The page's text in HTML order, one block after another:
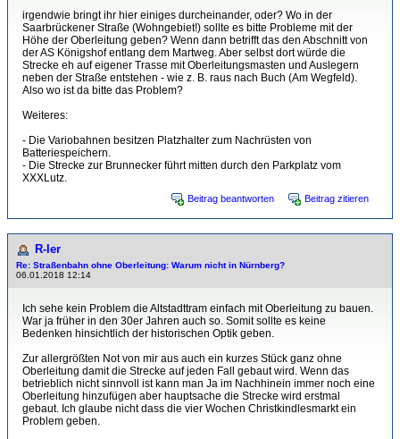
irgendwie bringt ihr hier einiges durcheinander, oder? Wo in der
Saarbrückener Straße (Wohngebiet!) sollte es bitte Probleme mit der
Höhe der Oberleitung geben? Wenn dann betrifft das den Abschnitt von
der AS Königshof entlang dem Martweg. Aber selbst dort würde die
Strecke eh auf eigener Trasse mit Oberleitungsmasten und Auslegern
neben der Straße entstehen - wie z. B. raus nach Buch (Am Wegfeld).
Also wo ist da bitte das Problem?
Weiteres:
- Die Variobahnen besitzen Platzhalter zum Nachrüsten von
Batteriespeichern.
- Die Strecke zur Brunnecker führt mitten durch den Parkplatz vom
XXXLutz.
Beitrag beantworten Beitrag zitieren
R-ler
Re: Straßenbahn ohne Oberleitung: Warum nicht in Nürnberg?
06.01.2018 12:14
Ich sehe kein Problem die Altstadttram einfach mit Oberleitung zu bauen.
War ja früher in den 30er Jahren auch so. Somit sollte es keine
Bedenken hinsichtlich der historischen Optik geben.
Zur allergrößten Not von mir aus auch ein kurzes Stück ganz ohne
Oberleitung damit die Strecke auf jeden Fall gebaut wird. Wenn das
betrieblich nicht sinnvoll ist kann man Ja im Nachhinein immer noch eine
Oberleitung hinzufügen aber hauptsache die Strecke wird erstmal
gebaut. Ich glaube nicht dass die vier Wochen Christkindlesmarkt ein
Problem geben.